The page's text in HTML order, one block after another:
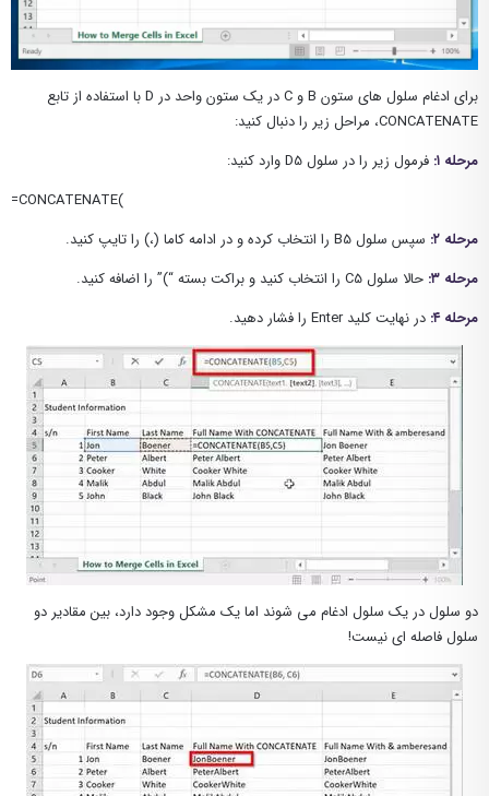
برای ادغام سلول های ستون B و C در یک ستون واحد در D با استفاده از تابع
CONCATENATE، مراحل زیر را دنبال کنید:
مرحله ۱:
فرمول زیر را در سلول D5 وارد کنید:
=CONCATENATE(
مرحله ۲:
سپس سلول B5 را انتخاب کرده و در ادامه کاما (،) را تایپ کنید.
مرحله ۳:
حالا سلول C5 را انتخاب کنید و براکت بسته “)” را اضافه کنید.
مرحله ۴:
در نهایت کلید Enter را فشار دهید.
دو سلول در یک سلول ادغام می شوند اما یک مشکل وجود دارد، بین مقادیر دو
سلول فاصله ای نیست!